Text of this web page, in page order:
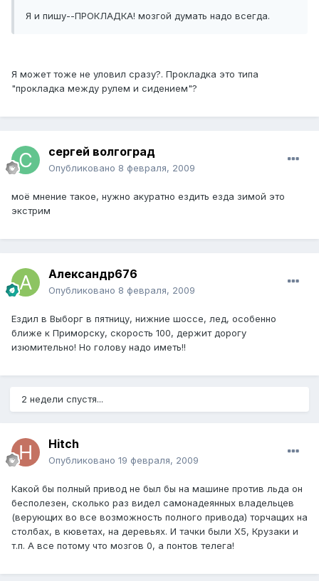
Я и пишу--ПРОКЛАДКА! мозгой думать надо всегда.
Я может тоже не уловил сразу?. Прокладка это типа
"прокладка между рулем и сидением"?
сергей волгоград
Опубликовано 8 февраля, 2009
моё мнение такое, нужно акуратно ездить езда зимой это
экстрим
Александр676
Опубликовано 8 февраля, 2009
Ездил в Выборг в пятницу, нижние шоссе, лед, особенно
ближе к Приморску, скорость 100, держит дорогу
изюмительно! Но голову надо иметь!!
2 недели спустя...
Hitch
Опубликовано 19 февраля, 2009
Какой бы полный привод не был бы на машине против льда он
бесполезен, сколько раз видел самонадеянных владельцев
(верующих во все возможность полного привода) торчащих на
столбах, в кюветах, на деревьях. И тачки были Х5, Крузаки и
т.п. А все потому что мозгов 0, а понтов телега!